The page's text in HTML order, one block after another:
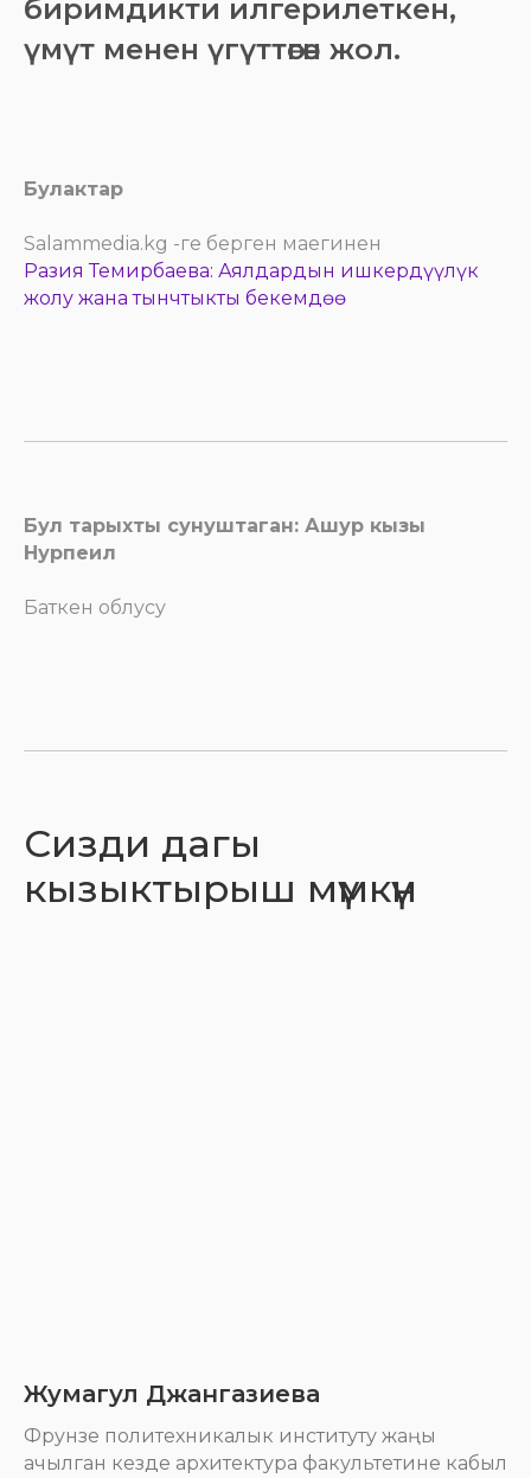
биримдикти илгерилеткен,
үмүт менен үгүттөгөн жол.
Булактар
Salammedia.kg -ге берген маегинен
Разия Темирбаева: Аялдардын ишкердүүлүк
жолу жана тынчтыкты бекемдөө
Бул тарыхты сунуштаган: Ашур кызы
Нурпеил
Баткен облусу
Сизди дагы
кызыктырыш мүмкүн
Жумагул Джангазиева
Фрунзе политехникалык институту жаңы
ачылган кезде архитектура факультетине кабыл